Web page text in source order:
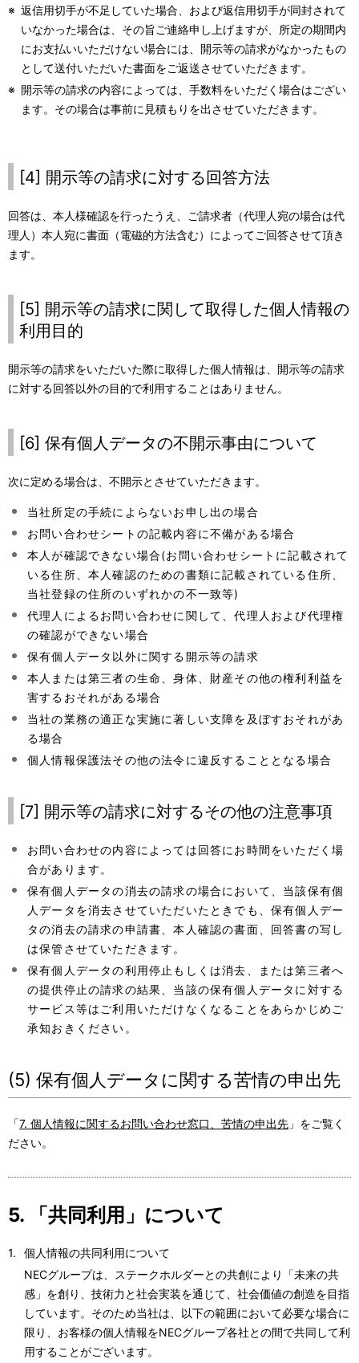
※ 返信用切手が不足していた場合、および返信用切手が同封されて
いなかった場合は、その旨ご連絡申し上げますが、所定の期間内
にお支払いいただけない場合には、開示等の請求がなかったもの
として送付いただいた書面をご返送させていただきます。
※ 開示等の請求の内容によっては、手数料をいただく場合はござい
ます。その場合は事前に見積もりを出させていただきます。
[4] 開示等の請求に対する回答方法
回答は、本人様確認を行ったうえ、ご請求者（代理人宛の場合は代
理人）本人宛に書面（電磁的方法含む）によってご回答させて頂き
ます。
[5] 開示等の請求に関して取得した個人情報の
利用目的
開示等の請求をいただいた際に取得した個人情報は、開示等の請求
に対する回答以外の目的で利用することはありません。
[6] 保有個人データの不開示事由について
次に定める場合は、不開示とさせていただきます。
当社所定の手続によらないお申し出の場合
お問い合わせシートの記載内容に不備がある場合
本人が確認できない場合(お問い合わせシートに記載されて
いる住所、本人確認のための書類に記載されている住所、
当社登録の住所のいずれかの不一致等)
代理人によるお問い合わせに関して、代理人および代理権
の確認ができない場合
保有個人データ以外に関する開示等の請求
本人または第三者の生命、身体、財産その他の権利利益を
害するおそれがある場合
当社の業務の適正な実施に著しい支障を及ぼすおそれがあ
る場合
個人情報保護法その他の法令に違反することとなる場合
[7] 開示等の請求に対するその他の注意事項
お問い合わせの内容によっては回答にお時間をいただく場
合があります。
保有個人データの消去の請求の場合において、当該保有個
人データを消去させていただいたときでも、保有個人デー
タの消去の請求の申請書、本人確認の書面、回答書の写し
は保管させていただきます。
保有個人データの利用停止もしくは消去、または第三者へ
の提供停止の請求の結果、当該の保有個人データに対する
サービス等はご利用いただけなくなることをあらかじめご
承知おきください。
(5) 保有個人データに関する苦情の申出先
「7. 個人情報に関するお問い合わせ窓口、苦情の申出先 」をご覧く
ださい。
5. 「共同利用」について
個人情報の共同利用について
NECグループは、ステークホルダーとの共創により「未来の共
感」を創り、技術力と社会実装を通じて、社会価値の創造を目指
しています。そのため当社は、以下の範囲において必要な場合に
限り、お客様の個人情報をNECグループ各社との間で共同して利
用することがございます。